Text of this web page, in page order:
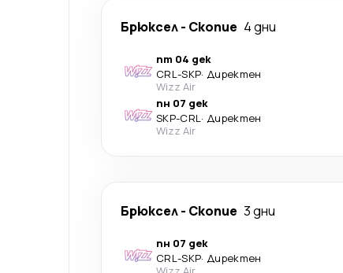
Брюксел- Скопие 4 дни
пт 04 дек
CRL-SKP· Директен
Wizz Air
пн 07 дек
SKP-CRL· Директен
Wizz Air
Брюксел- Скопие 3 дни
пн 07 дек
CRL-SKP· Директен